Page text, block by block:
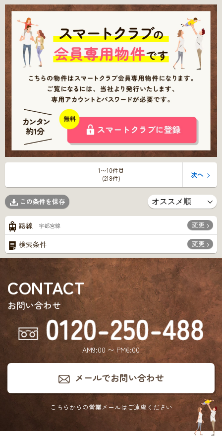
1〜10件目
(218件)
次へ
この条件を保存
路線 宇都宮線 変更
検索条件 変更
CONTACT
お問い合わせ
AM9:00 〜 PM6:00
メールでお問い合わせ
こちらからの営業メールはご遠慮ください